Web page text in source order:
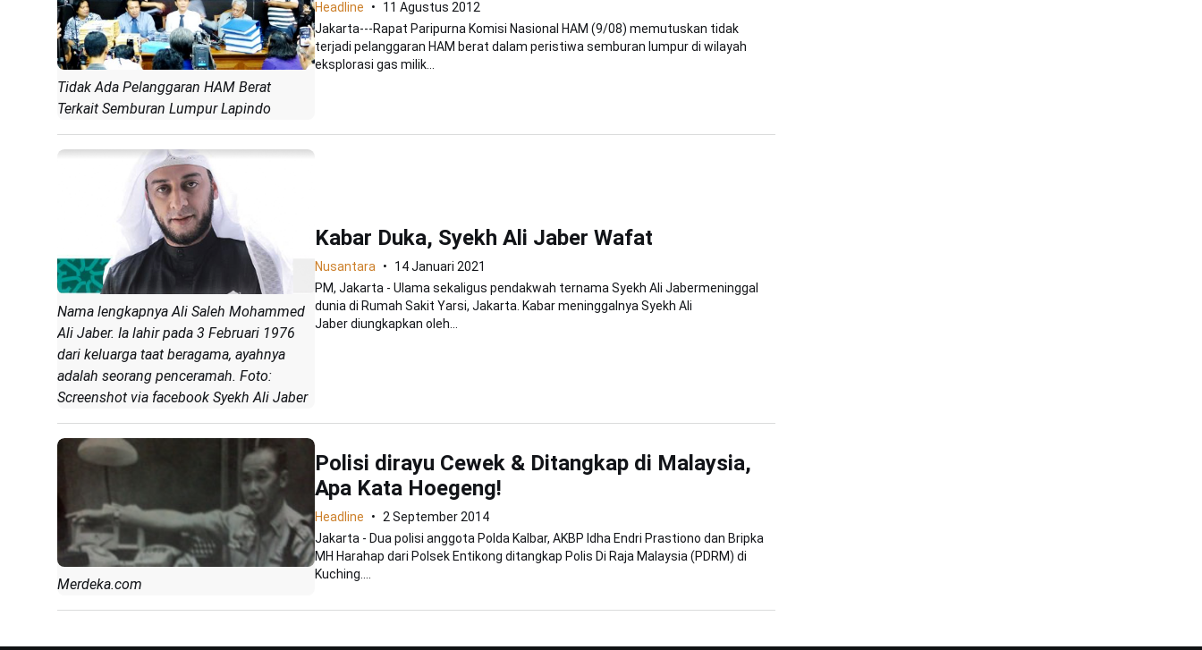
Tidak Ada Pelanggaran HAM Berat
Terkait Semburan Lumpur Lapindo
Headline
11 Agustus 2012
Jakarta---Rapat Paripurna Komisi Nasional HAM (9/08) memutuskan tidak
terjadi pelanggaran HAM berat dalam peristiwa semburan lumpur di wilayah
eksplorasi gas milik...
Nama lengkapnya Ali Saleh Mohammed
Ali Jaber. Ia lahir pada 3 Februari 1976
dari keluarga taat beragama, ayahnya
adalah seorang penceramah. Foto:
Screenshot via facebook Syekh Ali Jaber
Kabar Duka, Syekh Ali Jaber Wafat
Nusantara
14 Januari 2021
PM, Jakarta - Ulama sekaligus pendakwah ternama Syekh Ali Jabermeninggal
dunia di Rumah Sakit Yarsi, Jakarta. Kabar meninggalnya Syekh Ali
Jaber diungkapkan oleh...
Merdeka.com
Polisi dirayu Cewek & Ditangkap di Malaysia,
Apa Kata Hoegeng!
Headline
2 September 2014
Jakarta - Dua polisi anggota Polda Kalbar, AKBP Idha Endri Prastiono dan Bripka
MH Harahap dari Polsek Entikong ditangkap Polis Di Raja Malaysia (PDRM) di
Kuching....